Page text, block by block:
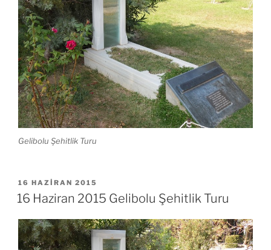
Gelibolu Şehitlik Turu
YAYIM
TARIHI
16 HAZIRAN 2015
16 Haziran 2015 Gelibolu Şehitlik Turu